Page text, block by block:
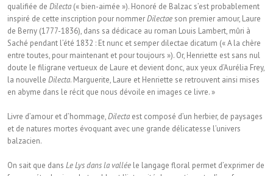
qualifiée de Dilecta (« bien-aimée »). Honoré de Balzac s’est probablement
inspiré de cette inscription pour nommerDilectae son premier amour, Laure
de Berny (1777-1836), dans sa dédicace au roman Louis Lambert, mûri à
Saché pendant l’été 1832 : Et nunc et semper dilectae dicatum (« A la chère
entre toutes, pour maintenant et pour toujours »). Or, Henriette est sans nul
doute le filigrane vertueux de Laure et devient donc, aux yeux d’Aurélia Frey,
la nouvelle Dilecta. Marguerite, Laure et Henriette se retrouvent ainsi mises
en abyme dans le récit que nous dévoile en images ce livre. »
Livre d’amour et d’hommage,Dilecta est composé d’un herbier, de paysages
et de natures mortes évoquant avec une grande délicatesse l’univers
balzacien.
On sait que dans Le Lys dans la vallée le langage floral permet d’exprimer de